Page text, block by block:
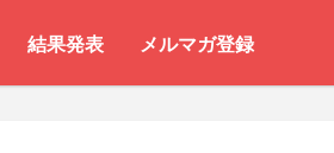
結果発表 メルマガ登録